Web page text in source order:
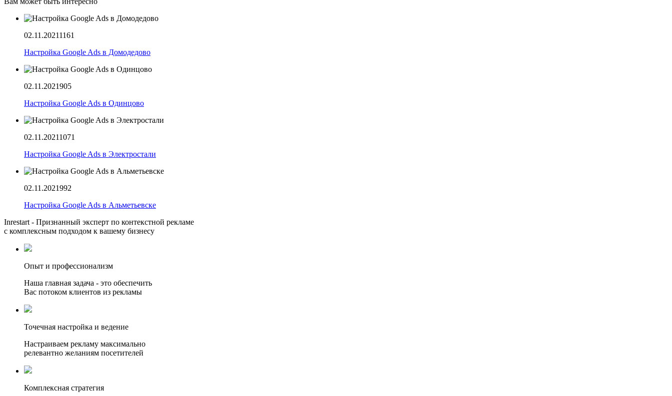
02.11.20211161
Настройка Google Ads в Домодедово
02.11.2021905
Настройка Google Ads в Одинцово
02.11.20211071
Настройка Google Ads в Электростали
02.11.2021992
Настройка Google Ads в Альметьевске
Inrestart - Признанный эксперт по контекстной рекламе
с комплексным подходом к вашему бизнесу
Опыт и профессионализм
Наша главная задача - это обеспечить
Вас потоком клиентов из рекламы
Точечная настройка и ведение
Настраиваем рекламу максимально
релевантно желаниям посетителей
Комплексная стратегия